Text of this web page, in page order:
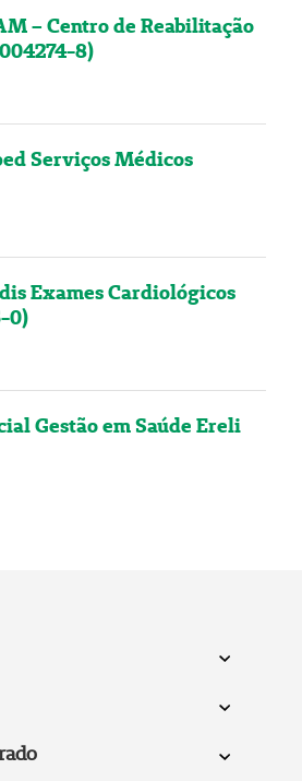
– Centro de Reabilitação
8)
Serviços Médicos
Exames Cardiológicos
0)
Gestão em Saúde Ereli